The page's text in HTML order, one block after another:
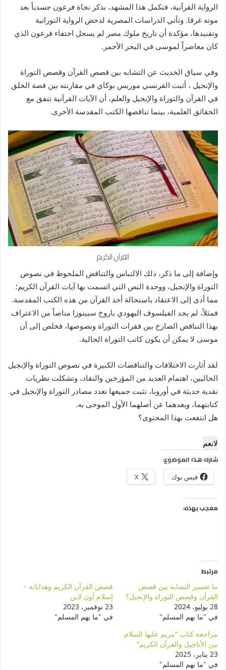
الرواية القرآنية، فتكمل هذا المشهد، بذكر نجاة فرعون جسدياً بعد
موته غرقا. وتأتي الدراسات المصرية لدحض الرواية التوراتية
وتفنيدها، مؤكدة أن تاريخ ملوك مصر لم يسجل اختفاء فرعون الذي
كان معاصراً لموسى في البحر الأحمر.
وفي سياق الخديث عن التشابه بين قصص القرآن وقصص التوراة
والإنجيل ، أثبت الفرنسي موريس بوكاي في مقارنته بين قصة الخلق
في القرآن والتوراة والإنجيل والعلم، أن الآيات القرآنية تتفق مع
الحقائق العلمية، بينما تناقضها الكتب المقدسة الأخرى.
القرآن الكريم
وإضافة إلى ما ذكر، ذلك الالتباس والتناقض الملحوظ في نصوص
التوراة والإنجيل، ووحدة النص التي اتسمت بها آيات القرآن الكريم؛
مما أدى إلى الاعتقاد باستحالة أخذ القرآن من هذه الكتب المقدسة.
فمثلاً، لم يجد الفيلسوف اليهودي باروخ سبينوزا مناصاً من الاعتراف
بهذا التناقض الصارخ بين فقرات التوراة ونصوصها، فخلص إلى أن
موسى لا يمكن أن يكون كاتب التوراة الحالية.
لقد أثارت الاختلافات والتناقضات الكبيرة في نصوص التوراة والإنجيل
الحاليين، اهتمام العديد من المؤرخين والنقاد، وتشكلت نظريات
نقدية حديثة في أوروبا، تثبت جميعها تعدد مصادر التوراة والإنجيل في
كتابتهما، وبعدهما عن أصلهما الأول الموحى به.
هل انتفعت بهذا المحتوى؟
لانعم
شارك هذا الموضوع:
فيس بوك X
معجب بهذه:
مرتبط
ما تفسير التشابه بين قصص
القرآن وقصص التوراة والإنجيل؟
28 يوليو، 2024
في "ما يهم المسلم"
قصص القرآن الكريم وهداياته –
إسلام أون لاين
23 نوفمبر، 2023
في "ما يهم المسلم"
مراجعة كتاب “مريم عليها السلام
بين الأناجيل والقرآن الكريم”
23 يناير، 2025
في "ما يهم المسلم"